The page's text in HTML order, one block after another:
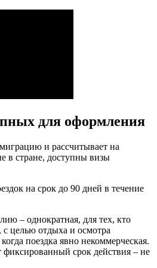
для оформления
и рассчитывает на
в стране, доступны визы
на срок до 90 дней в течение
– однократная, для тех, кто
с целью отдыха и осмотра
поездка явно некоммерческая.
фиксированный срок действия – не